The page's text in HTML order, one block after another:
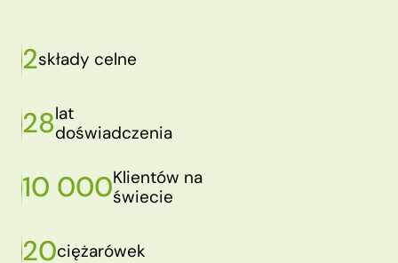
2składy celne
28lat
doświadczenia
10 000Klientów na
świecie
20ciężarówek